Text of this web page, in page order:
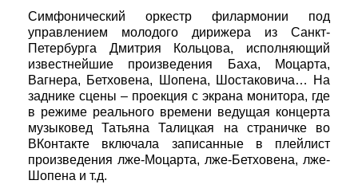
Симфонический оркестр филармонии под
управлением молодого дирижера из Санкт-
Петербурга Дмитрия Кольцова, исполняющий
известнейшие произведения Баха, Моцарта,
Вагнера, Бетховена, Шопена, Шостаковича… На
заднике сцены – проекция с экрана монитора, где
в режиме реального времени ведущая концерта
музыковед Татьяна Талицкая на страничке во
ВКонтакте включала записанные в плейлист
произведения лже-Моцарта, лже-Бетховена, лже-
Шопена и т.д.